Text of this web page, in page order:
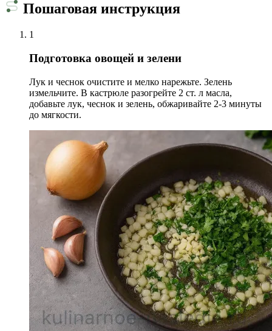
Пошаговая инструкция
1
Подготовка овощей и зелени
Лук и чеснок очистите и мелко нарежьте. Зелень
измельчите. В кастрюле разогрейте 2 ст. л масла,
добавьте лук, чеснок и зелень, обжаривайте 2-3 минуты
до мягкости.